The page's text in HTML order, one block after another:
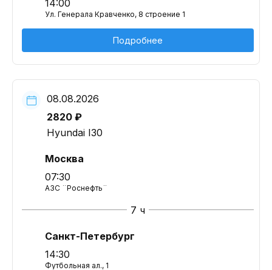
14:00
Ул. Генерала Кравченко, 8 строение 1
Подробнее
08.08.2026
2820 ₽
Hyundai I30
Москва
07:30
АЗС ¨Роснефть¨
7 ч
Санкт-Петербург
14:30
Футбольная ал., 1